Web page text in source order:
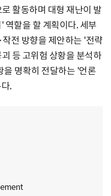
활동하며 대형 재난이 발
역할을 할 계획이다. 세부
전 방향을 제안하는 '전략
등 고위험 상황을 분석하
명확히 전달하는 '언론
.